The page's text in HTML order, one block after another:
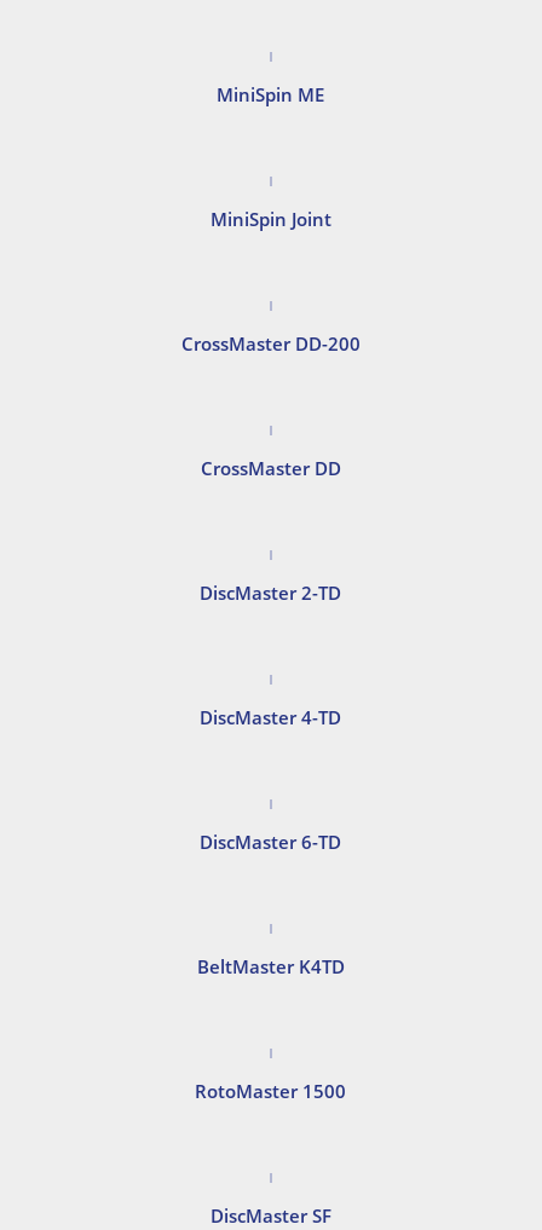
MiniSpin ME
MiniSpin Joint
CrossMaster DD-200
CrossMaster DD
DiscMaster 2-TD
DiscMaster 4-TD
DiscMaster 6-TD
BeltMaster K4TD
RotoMaster 1500
DiscMaster SF